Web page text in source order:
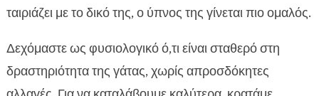
ταιριάζει με το δικό της, ο ύπνος της γίνεται πιο ομαλός.
Δεχόμαστε ως φυσιολογικό ό,τι είναι σταθερό στη
δραστηριότητα της γάτας, χωρίς απροσδόκητες